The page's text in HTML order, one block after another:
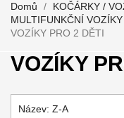
Domů
KOČÁRKY /
MULTIFUNKČNÍ
VOZÍKY PRO 2 DĚTI
VOZÍKY
Název: Z-A